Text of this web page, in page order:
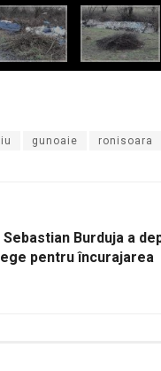
gunoaie ronisoara
Burduja a
pentru încurajarea